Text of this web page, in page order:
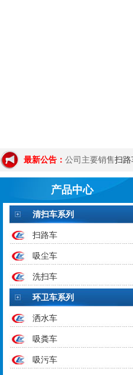
最新公告： 公司主要销售扫路
产品中心
清扫车系列
扫路车
吸尘车
洗扫车
环卫车系列
洒水车
吸粪车
吸污车